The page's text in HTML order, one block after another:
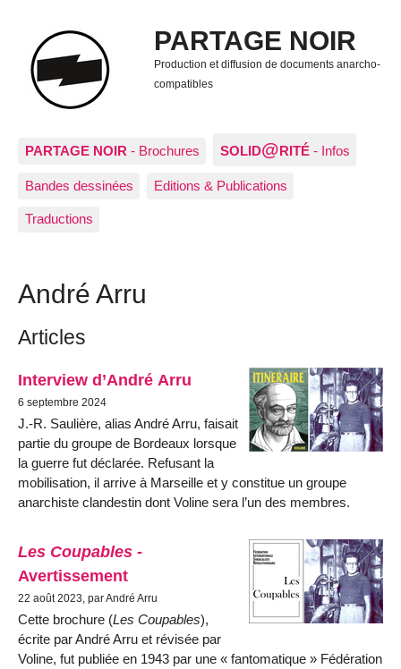
PARTAGE NOIR
Production et diffusion de documents anarcho-
compatibles
PARTAGE NOIR - Brochures SOLID@RITÉ - Infos
Bandes dessinées Editions & Publications
Traductions
André Arru
Articles
Interview d’André Arru
6 septembre 2024
J.-R. Saulière, alias André Arru, faisait
partie du groupe de Bor­deaux lorsque
la guerre fut décla­rée. Refusant la
mobilisation, il arrive à Marseille et y constitue un groupe
anarchiste clandestin dont Voline sera l’un des membres.
Les Coupables -
Avertissement
22 août 2023, par André Arru
Cette brochure (Les Coupables),
écrite par André Arru et révisée par
Voline, fut publiée en 1943 par une « fantomatique » Fédération